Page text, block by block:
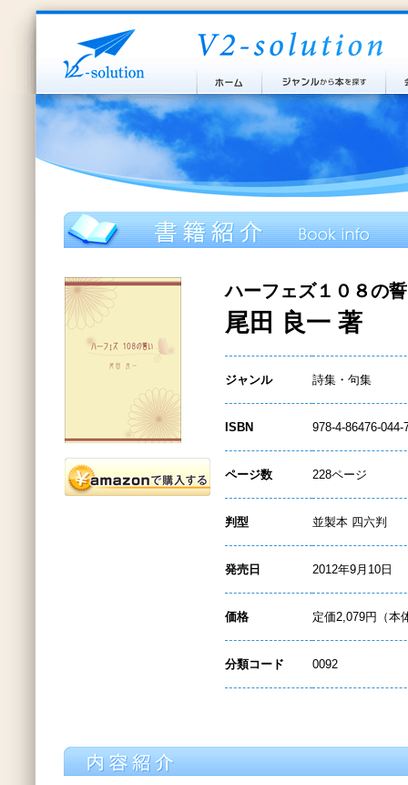
ハーフェズ１０８の
尾田 良一 著
ジャンル 詩集・句集
ISBN 978-4-86476-044-
ページ数 228ページ
判型 並製本 四六判
発売日 2012年9月10日
価格 定価2,079円（本
分類コード 0092